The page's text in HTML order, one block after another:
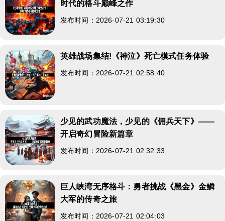
时代的格斗巅峰之作
发布时间：2026-07-21 03:19:30
英雄战场集结!《神泣》死亡模式任务体验
发布时间：2026-07-21 02:58:40
少见的武功魔法，少见的《佣兵天下》——
开启奇幻冒险新篇章
发布时间：2026-07-21 02:32:33
巨人峡湾无序格斗：勇者挑战《黑金》金鳞
大军的传奇之旅
发布时间：2026-07-21 02:04:03